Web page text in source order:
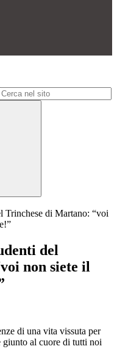
Trinchese di Martano: “voi
del
non siete il
di una vita vissuta per
giunto al cuore di tutti noi